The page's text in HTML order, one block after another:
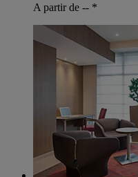
A partir de -- *